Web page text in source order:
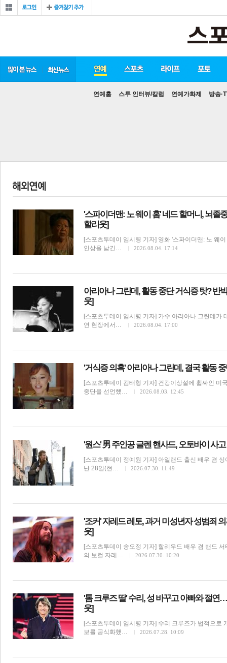
많이 본 뉴스 최신 뉴스
연예홈 스투 인터뷰/칼럼 연예가화제 방송
'스파이더맨: 노 웨이 홈' 네드 할머니, 뇌졸
할리웃]
[스포츠투데이 임시령 기자] 영화 '스파이더맨: 노 웨
인상을 남긴…
2026.08.04. 17:14
아리아나 그란데, 활동 중단 거식증 탓? 반
웃]
[스포츠투데이 임시령 기자] 가수 아리아나 그란데가
연 현장에서…
2026.08.04. 17:00
'거식증 의혹' 아리아나 그란데, 결국 활동
[스포츠투데이 김태형 기자] 건강이상설에 휩싸인 미
중단을 선언했…
2026.08.03. 12:45
'원스' 男 주인공 글렌 핸사드, 오토바이 사
[스포츠투데이 정예원 기자] 아일랜드 출신 배우 겸
난 28일(현…
2026.07.30. 11:49
'조커' 자레드 레토, 과거 미성년자 성범죄
웃]
[스포츠투데이 송오정 기자] 할리우드 배우 겸 밴드
의 보컬 자레…
2026.07.30. 10:20
'톰 크루즈 딸' 수리, 성 바꾸고 아빠와 절연
웃]
[스포츠투데이 임시령 기자] 수리 크루즈가 법적으로
보를 공식화했…
2026.07.28. 10:09